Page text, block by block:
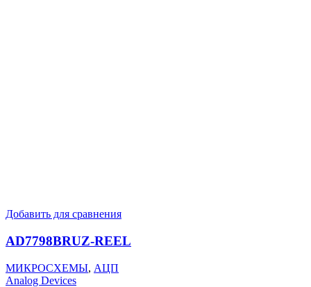
Добавить для сравнения
AD7798BRUZ-REEL
МИКРОСХЕМЫ, АЦП
Analog Devices